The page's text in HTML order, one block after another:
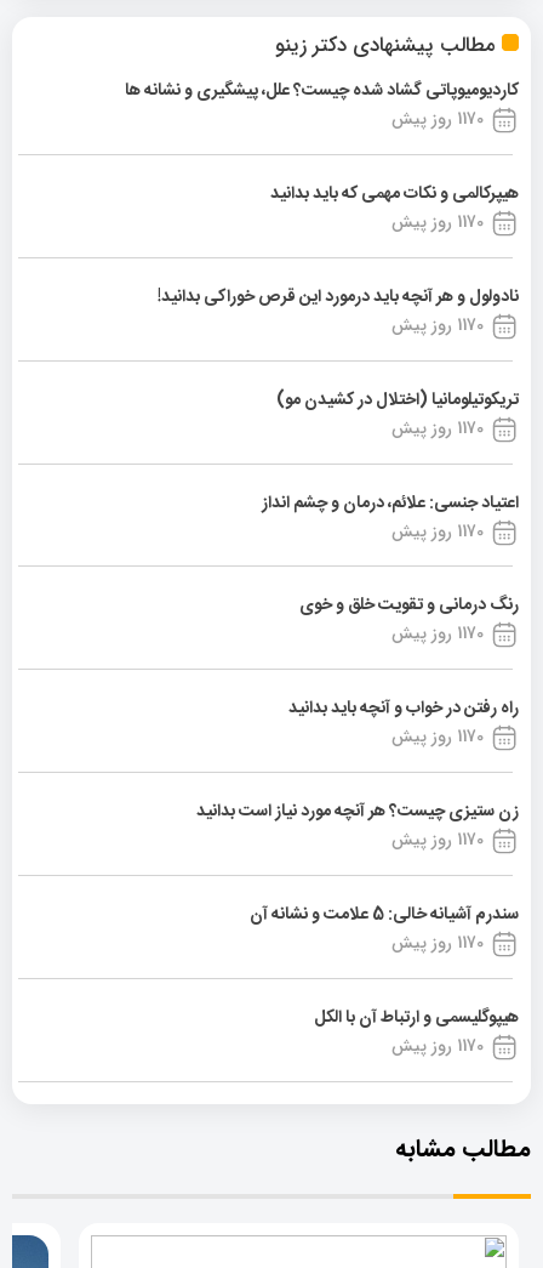
مطالب پیشنهادی دکتر زینو
کاردیومیوپاتی گشاد شده چیست؟ علل، پیشگیری و نشانه ها
1170 روز پیش
هیپرکالمی و نکات مهمی که باید بدانید
1170 روز پیش
نادولول و هر آنچه باید درمورد این قرص خوراکی بدانید!
1170 روز پیش
تریکوتیلومانیا (اختلال در کشیدن مو)
1170 روز پیش
اعتیاد جنسی: علائم، درمان و چشم انداز
1170 روز پیش
رنگ درمانی و تقویت خلق و خوی
1170 روز پیش
راه رفتن در خواب و آنچه باید بدانید
1170 روز پیش
زن ستیزی چیست؟ هر آنچه مورد نیاز است بدانید
1170 روز پیش
سندرم آشیانه خالی: 5 علامت و نشانه آن
1170 روز پیش
هیپوگلیسمی و ارتباط آن با الکل
1170 روز پیش
مطالب مشابه